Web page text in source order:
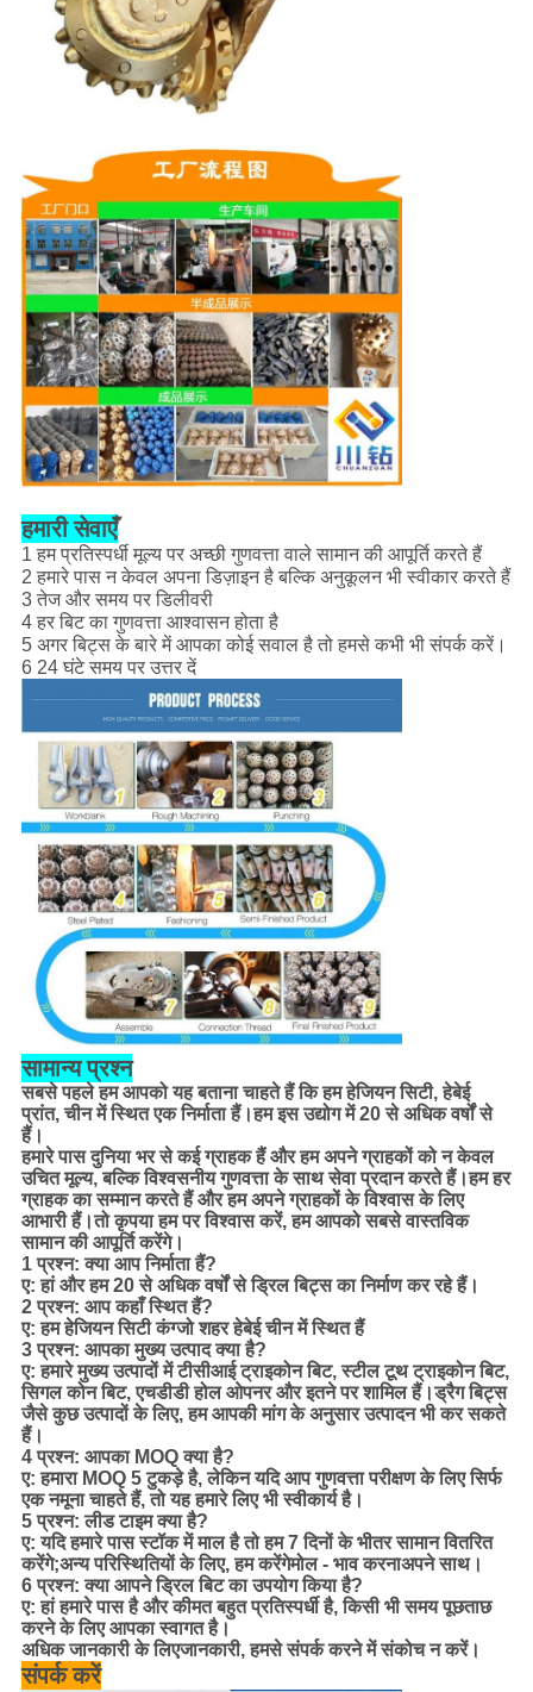
हमारी सेवाएँ
1 हम प्रतिस्पर्धी मूल्य पर अच्छी गुणवत्ता वाले सामान की आपूर्ति करते हैं
2 हमारे पास न केवल अपना डिज़ाइन है बल्कि अनुकूलन भी स्वीकार करते हैं
3 तेज और समय पर डिलीवरी
4 हर बिट का गुणवत्ता आश्वासन होता है
5 अगर बिट्स के बारे में आपका कोई सवाल है तो हमसे कभी भी संपर्क करें।
6 24 घंटे समय पर उत्तर दें
सामान्य प्रश्न
सबसे पहले हम आपको यह बताना चाहते हैं कि हम हेजियन सिटी, हेबेई
प्रांत, चीन में स्थित एक निर्माता हैं।हम इस उद्योग में 20 से अधिक वर्षों से
हैं।
हमारे पास दुनिया भर से कई ग्राहक हैं और हम अपने ग्राहकों को न केवल
उचित मूल्य, बल्कि विश्वसनीय गुणवत्ता के साथ सेवा प्रदान करते हैं।हम हर
ग्राहक का सम्मान करते हैं और हम अपने ग्राहकों के विश्वास के लिए
आभारी हैं।तो कृपया हम पर विश्वास करें, हम आपको सबसे वास्तविक
सामान की आपूर्ति करेंगे।
1 प्रश्न: क्या आप निर्माता हैं?
ए: हां और हम 20 से अधिक वर्षों से ड्रिल बिट्स का निर्माण कर रहे हैं।
2 प्रश्न: आप कहाँ स्थित हैं?
ए: हम हेजियन सिटी कंग्जो शहर हेबेई चीन में स्थित हैं
3 प्रश्न: आपका मुख्य उत्पाद क्या है?
ए: हमारे मुख्य उत्पादों में टीसीआई ट्राइकोन बिट, स्टील टूथ ट्राइकोन बिट,
सिगल कोन बिट, एचडीडी होल ओपनर और इतने पर शामिल हैं।ड्रैग बिट्स
जैसे कुछ उत्पादों के लिए, हम आपकी मांग के अनुसार उत्पादन भी कर सकते
हैं।
4 प्रश्न: आपका MOQ क्या है?
ए: हमारा MOQ 5 टुकड़े है, लेकिन यदि आप गुणवत्ता परीक्षण के लिए सिर्फ
एक नमूना चाहते हैं, तो यह हमारे लिए भी स्वीकार्य है।
5 प्रश्न: लीड टाइम क्या है?
ए: यदि हमारे पास स्टॉक में माल है तो हम 7 दिनों के भीतर सामान वितरित
करेंगे;अन्य परिस्थितियों के लिए, हम करेंगेमोल - भाव करनाअपने साथ।
6 प्रश्न: क्या आपने ड्रिल बिट का उपयोग किया है?
ए: हां हमारे पास है और कीमत बहुत प्रतिस्पर्धी है, किसी भी समय पूछताछ
करने के लिए आपका स्वागत है।
अधिक जानकारी के लिएजानकारी, हमसे संपर्क करने में संकोच न करें।
संपर्क करें